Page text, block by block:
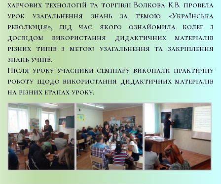
харчових технологій та торгівлі Волкова К.В. провела
урок узагальнення знань за темою «Українська
революція», під час якого ознайомила колег з
досвідом використання дидактичних матеріалів
різних типів з метою узагальнення та закріплення
знань учнів.
Після уроку учасники семінару виконали практичну
роботу щодо використання дидактичних матеріалів
на різних етапах уроку.